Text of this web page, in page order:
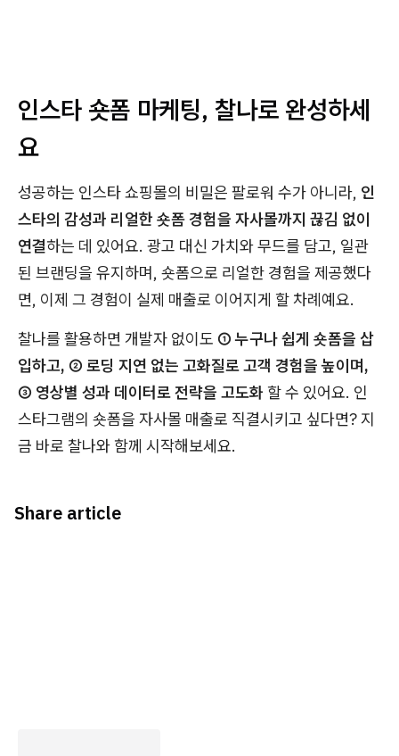
인스타 숏폼 마케팅, 찰나로 완성하세
요
성공하는 인스타 쇼핑몰의 비밀은 팔로워 수가 아니라, 인
스타의 감성과 리얼한 숏폼 경험을 자사몰까지 끊김 없이
연결하는 데 있어요. 광고 대신 가치와 무드를 담고, 일관
된 브랜딩을 유지하며, 숏폼으로 리얼한 경험을 제공했다
면, 이제 그 경험이 실제 매출로 이어지게 할 차례예요.
찰나를 활용하면 개발자 없이도 ① 누구나 쉽게 숏폼을 삽
입하고, ② 로딩 지연 없는 고화질로 고객 경험을 높이며,
③ 영상별 성과 데이터로 전략을 고도화 할 수 있어요. 인
스타그램의 숏폼을 자사몰 매출로 직결시키고 싶다면? 지
금 바로 찰나와 함께 시작해보세요.
Share article